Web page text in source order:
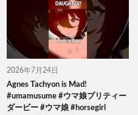
2026年7月24日
Agnes Tachyon is Mad!
#umamusume #ウマ娘プリティー
ダービー #ウマ娘 #horsegirl